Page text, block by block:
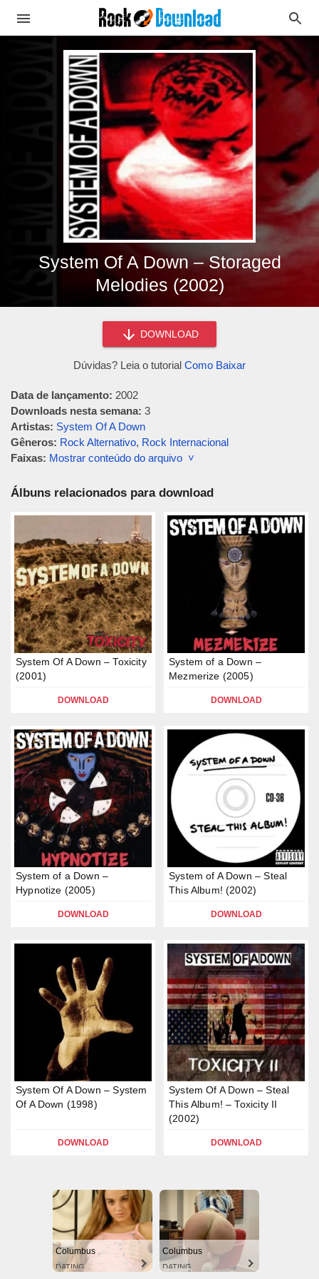
System Of A Down – Storaged
Melodies (2002)
DOWNLOAD
Dúvidas? Leia o tutorial Como Baixar
Data de lançamento: 2002
Downloads nesta semana: 3
Artistas: System Of A Down
Gêneros: Rock Alternativo, Rock Internacional
Faixas: Mostrar conteúdo do arquivo ˅
Álbuns relacionados para download
System Of A Down – Toxicity
(2001)
DOWNLOAD
System of a Down –
Mezmerize (2005)
DOWNLOAD
System of a Down –
Hypnotize (2005)
DOWNLOAD
System of A Down – Steal
This Album! (2002)
DOWNLOAD
System Of A Down – System
Of A Down (1998)
DOWNLOAD
System Of A Down – Steal
This Album! – Toxicity II
(2002)
DOWNLOAD
Columbus
DATING
Columbus
DATING